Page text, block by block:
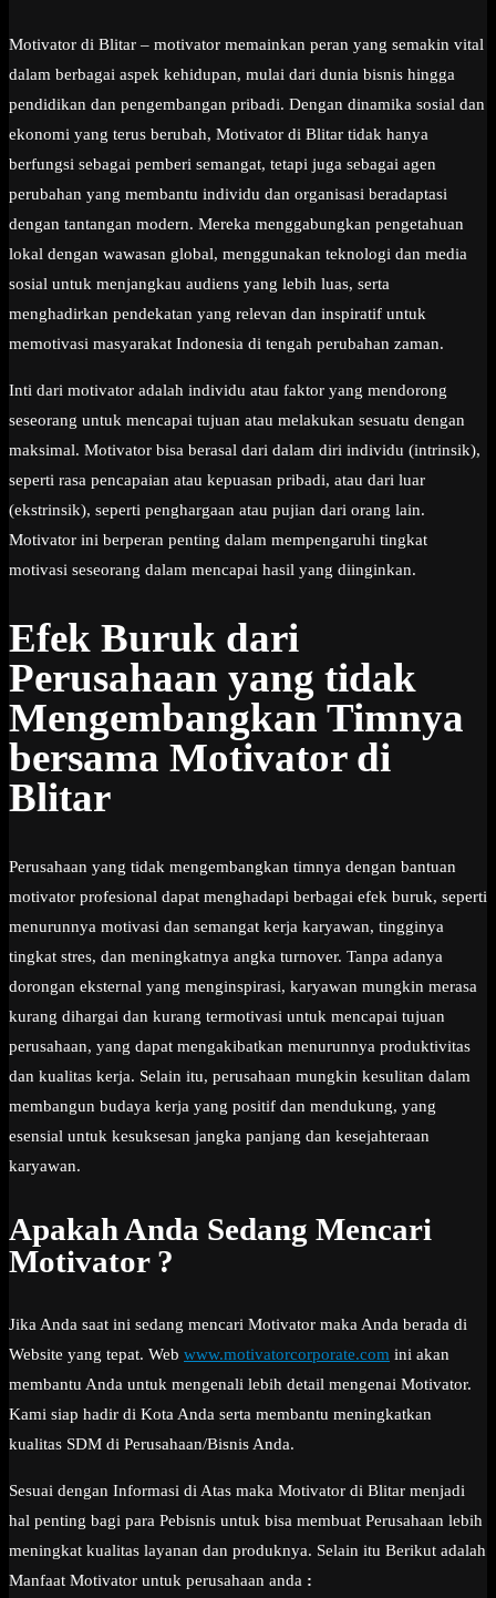
Motivator di Blitar – motivator memainkan peran yang semakin vital
dalam berbagai aspek kehidupan, mulai dari dunia bisnis hingga
pendidikan dan pengembangan pribadi. Dengan dinamika sosial dan
ekonomi yang terus berubah, Motivator di Blitar tidak hanya
berfungsi sebagai pemberi semangat, tetapi juga sebagai agen
perubahan yang membantu individu dan organisasi beradaptasi
dengan tantangan modern. Mereka menggabungkan pengetahuan
lokal dengan wawasan global, menggunakan teknologi dan media
sosial untuk menjangkau audiens yang lebih luas, serta
menghadirkan pendekatan yang relevan dan inspiratif untuk
memotivasi masyarakat Indonesia di tengah perubahan zaman.
Inti dari motivator adalah individu atau faktor yang mendorong
seseorang untuk mencapai tujuan atau melakukan sesuatu dengan
maksimal. Motivator bisa berasal dari dalam diri individu (intrinsik),
seperti rasa pencapaian atau kepuasan pribadi, atau dari luar
(ekstrinsik), seperti penghargaan atau pujian dari orang lain.
Motivator ini berperan penting dalam mempengaruhi tingkat
motivasi seseorang dalam mencapai hasil yang diinginkan.
Efek Buruk dari
Perusahaan yang tidak
Mengembangkan Timnya
bersama Motivator di
Blitar
Perusahaan yang tidak mengembangkan timnya dengan bantuan
motivator profesional dapat menghadapi berbagai efek buruk, seperti
menurunnya motivasi dan semangat kerja karyawan, tingginya
tingkat stres, dan meningkatnya angka turnover. Tanpa adanya
dorongan eksternal yang menginspirasi, karyawan mungkin merasa
kurang dihargai dan kurang termotivasi untuk mencapai tujuan
perusahaan, yang dapat mengakibatkan menurunnya produktivitas
dan kualitas kerja. Selain itu, perusahaan mungkin kesulitan dalam
membangun budaya kerja yang positif dan mendukung, yang
esensial untuk kesuksesan jangka panjang dan kesejahteraan
karyawan.
Apakah Anda Sedang Mencari
Motivator ?
Jika Anda saat ini sedang mencari Motivator maka Anda berada di
Website yang tepat. Web www.motivatorcorporate.com ini akan
membantu Anda untuk mengenali lebih detail mengenai Motivator.
Kami siap hadir di Kota Anda serta membantu meningkatkan
kualitas SDM di Perusahaan/Bisnis Anda.
Sesuai dengan Informasi di Atas maka Motivator di Blitar menjadi
hal penting bagi para Pebisnis untuk bisa membuat Perusahaan lebih
meningkat kualitas layanan dan produknya. Selain itu Berikut adalah
Manfaat Motivator untuk perusahaan anda :